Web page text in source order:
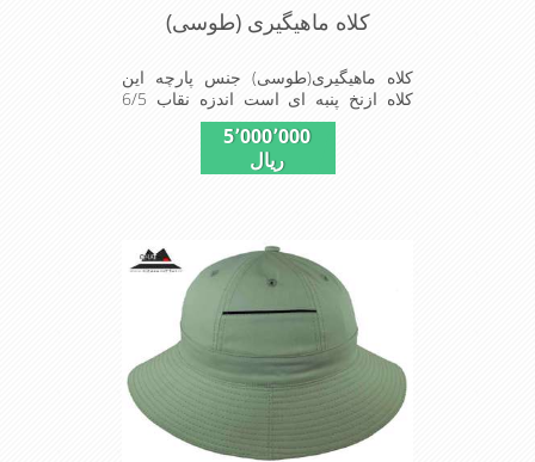
کلاه ماهیگیری (طوسی)
کلاه ماهیگیری(طوسی) جنس پارچه این
کلاه ازنخ پنبه ای است اندزه نقاب 6/5
سانتیمتر و بند و بابندگیر که زیرگردن
دروقت لزوم ازپرت شدن کلاه جلوگیری
می کند این کلاه مخصوص گردشگری
صورت می باشداندازه
5٬000٬000
ریال